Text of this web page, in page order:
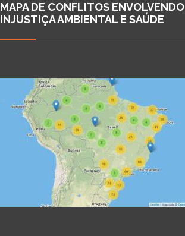
MAPA DE CONFLITOS ENVOLVENDO
INJUSTIÇA AMBIENTAL E SAÚDE